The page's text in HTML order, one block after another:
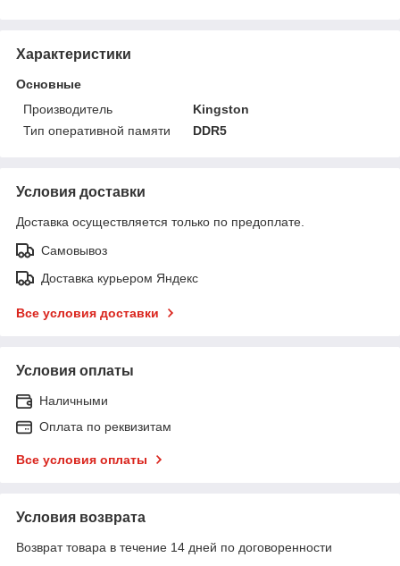
Характеристики
Основные
Производитель
Kingston
Тип оперативной памяти
DDR5
Условия доставки
Доставка осуществляется только по предоплате.
Самовывоз
Доставка курьером Яндекс
Все условия доставки
Условия оплаты
Наличными
Оплата по реквизитам
Все условия оплаты
Условия возврата
Возврат товара в течение 14 дней по договоренности